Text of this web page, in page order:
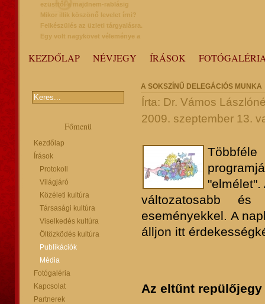
ezüsttől a majdnem-rablásig
Mikor illik köszönő levelet írni?
Felkészülés az üzleti tárgyalásra.
Egy volt nagykövet véleménye a
KEZDŐLAP NÉVJEGY ÍRÁSOK
Főmenü
Kezdőlap
Írások
Protokoll
Világjáró
Közéleti kultúra
Társasági kultúra
Viselkedés kultúra
Öltözködés kultúra
Publikációk
Média
Fotógaléria
Kapcsolat
Partnerek
A SOKSZÍNŰ DELEGÁCIÓS MUNKA
Írta: Dr. Vámos
2009. szeptember 13.
változatosabb és
eseményekkel. A
álljon itt
Az eltűnt repülőjegy